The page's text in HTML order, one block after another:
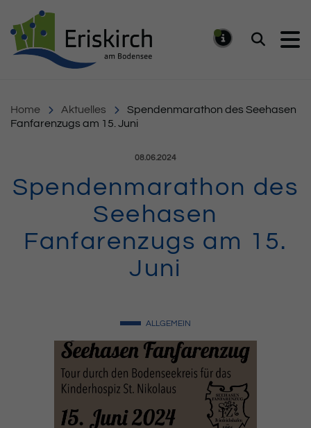
Suchen
Home Aktuelles
Spendenmarathon des Seehasen
Fanfarenzugs am 15. Juni
Veröffentlicht am:
08.06.2024
Spendenmarathon des
Seehasen
Fanfarenzugs am 15.
Juni
ALLGEMEIN